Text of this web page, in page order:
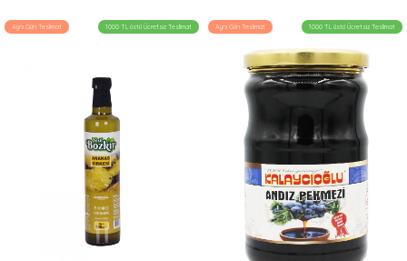
Aynı Gün Teslimat 1000 TL üstü Ücretsiz Teslimat Aynı Gün Teslimat 1000 TL üstü Ücretsiz Teslimat